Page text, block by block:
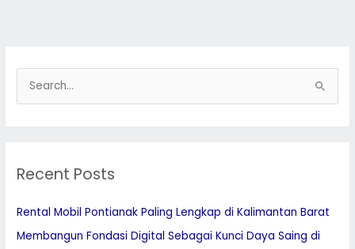
c
f
o
Recent Posts
Rental Mobil Pontianak Paling Lengkap di Kalimantan Barat
Membangun Fondasi Digital Sebagai Kunci Daya Saing di